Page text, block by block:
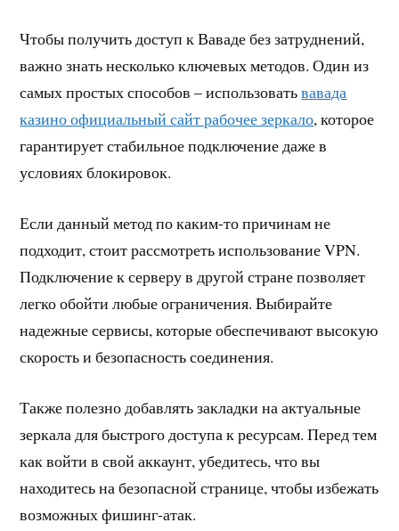
Чтобы получить доступ к Ваваде без затруднений,
важно знать несколько ключевых методов. Один из
самых простых способов – использоватьвавада
казино официальный сайт рабочее зеркало, которое
гарантирует стабильное подключение даже в
условиях блокировок.
Если данный метод по каким-то причинам не
подходит, стоит рассмотреть использование VPN.
Подключение к серверу в другой стране позволяет
легко обойти любые ограничения. Выбирайте
надежные сервисы, которые обеспечивают высокую
скорость и безопасность соединения.
Также полезно добавлять закладки на актуальные
зеркала для быстрого доступа к ресурсам. Перед тем
как войти в свой аккаунт, убедитесь, что вы
находитесь на безопасной странице, чтобы избежать
возможных фишинг-атак.